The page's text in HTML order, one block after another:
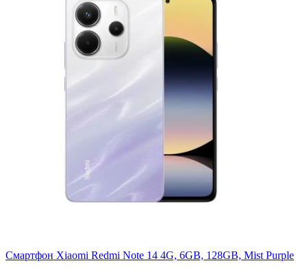
Смартфон Xiaomi Redmi Note 14 4G, 6GB, 128GB, Mist Purple